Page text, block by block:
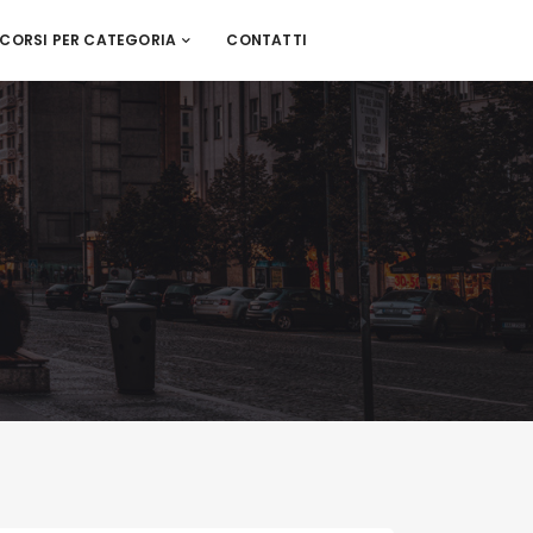
PER CATEGORIA CONTATTI